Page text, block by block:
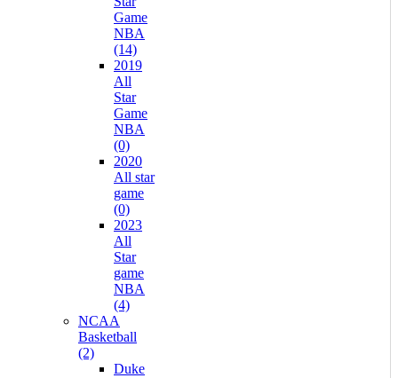
Game
NBA
(14)
2019
All
Star
Game
NBA
(0)
2020
All star
game
(0)
2023
All
Star
game
NBA
(4)
NCAA
Basketball
(2)
Duke